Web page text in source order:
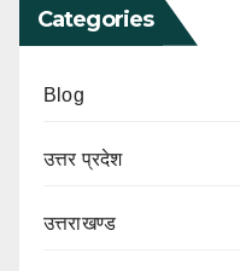
Categories
Blog
उत्तर प्रदेश
उत्तराखण्ड